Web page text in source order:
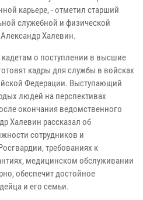
карьере, - отметил старший
служебной и физической
Халевин.
о поступлении в высшие
кадры для службы в войсках
Федерации. Выступающий
людей на перспективах
окончания ведомственного
Халевин рассказал об
сотрудников и
требованиях к
медицинском обслуживании
обеспечит достойное
и его семьи.